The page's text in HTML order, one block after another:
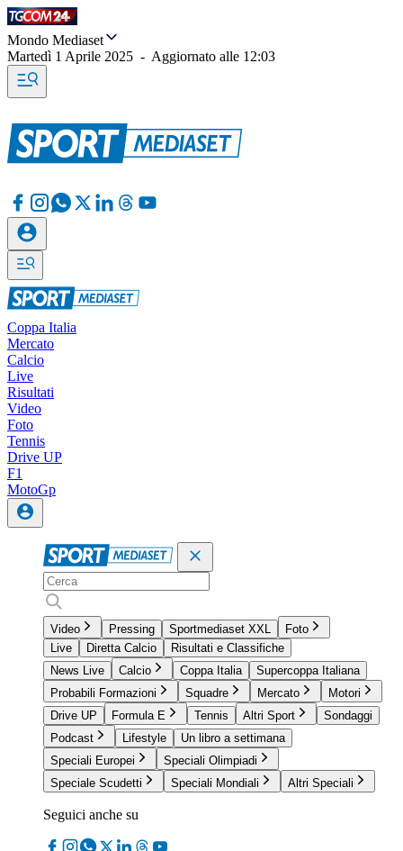
Mondo Mediaset
Martedì 1 Aprile 2025 - Aggiornato alle 12:03
Coppa Italia
Mercato
Calcio
Live
Risultati
Video
Foto
Tennis
Drive UP
F1
MotoGp
Video Pressing Sportmediaset XXL
Foto
Live
Diretta Calcio
Risultati e Classifiche
News Live
Calcio Coppa Italia
Supercoppa Italiana
Probabili Formazioni
Squadre Mercato
Motori
Drive UP
Formula E Tennis Altri Sport
Sondaggi
Podcast
Lifestyle
Un libro a settimana
Speciali Europei
Speciali Olimpiadi
Speciale Scudetti
Speciali Mondiali Altri Speciali
Seguici anche su